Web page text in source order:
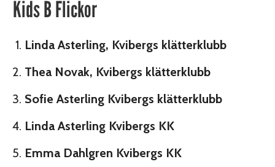
Kids B Flickor
Linda Asterling, Kvibergs klätterklubb
Thea Novak, Kvibergs klätterklubb
Sofie Asterling Kvibergs klätterklubb
Linda Asterling Kvibergs KK
Emma Dahlgren Kvibergs KK